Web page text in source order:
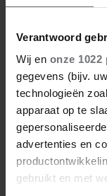
Verantwoord
Wij en onze 1022
gegevens (bijv.
technologieën
apparaat op te
advertenties en
gebruikt en met
27 april
JARIG:
HEEN